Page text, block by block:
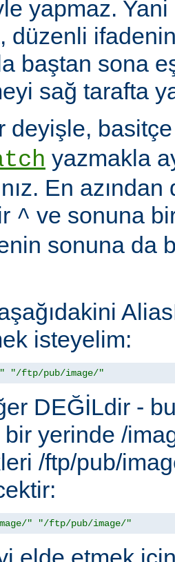
yapmaz.
düzenli
baştan sona
sağ tarafta
deyişle,
yazmakla
En
^ ve sonuna
sonuna da
isteyelim:
"/ftp/pub/image/"
DEĞİLdir -
yerinde /
/ftp/pub/
" "/ftp/pub/image/"